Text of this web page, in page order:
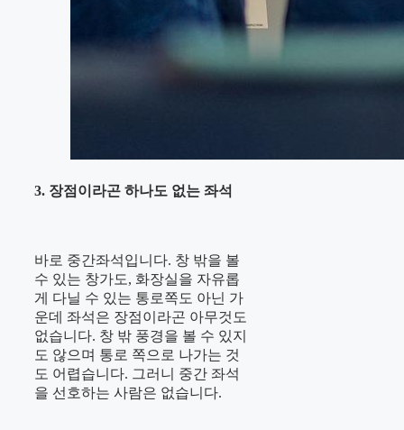
3. 장점이라곤 하나도 없는 좌석
바로 중간좌석입니다. 창 밖을 볼
수 있는 창가도, 화장실을 자유롭
게 다닐 수 있는 통로쪽도 아닌 가
운데 좌석은 장점이라곤 아무것도
없습니다. 창 밖 풍경을 볼 수 있지
도 않으며 통로 쪽으로 나가는 것
도 어렵습니다. 그러니 중간 좌석
을 선호하는 사람은 없습니다.